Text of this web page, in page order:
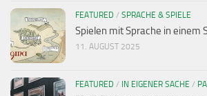
FEATURED / SPRACHE & SPIELE
Spielen mit Sprache in einem
11. AUGUST 2025
FEATURED / IN EIGENER SACHE /